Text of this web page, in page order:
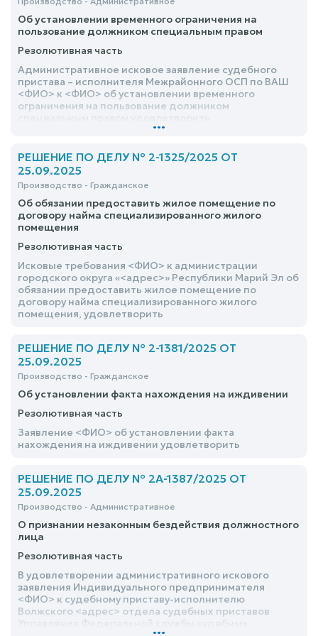
Об установлении временного ограничения на
пользование должником специальным правом
Резолютивная часть
Административное исковое заявление судебного
пристава – исполнителя Межрайонного ОСП по ВАШ
<ФИО> к <ФИО> об установлении временного
ограничения на пользование должником
...
РЕШЕНИЕ ПО ДЕЛУ № 2-1325/2025 ОТ
25.09.2025
Производство - Гражданское
Об обязании предоставить жилое помещение по
договору найма специализированного жилого
помещения
Резолютивная часть
Исковые требования <ФИО> к администрации
городского округа «<адрес>» Республики Марий Эл об
обязании предоставить жилое помещение по
договору найма специализированного жилого
помещения, удовлетворить
РЕШЕНИЕ ПО ДЕЛУ № 2-1381/2025 ОТ
25.09.2025
Производство - Гражданское
Об установлении факта нахождения на иждивении
Резолютивная часть
Заявление <ФИО> об установлении факта
нахождения на иждивении удовлетворить
РЕШЕНИЕ ПО ДЕЛУ № 2А-1387/2025 ОТ
25.09.2025
Производство - Административное
О признании незаконным бездействия должностного
лица
Резолютивная часть
В удовлетворении административного искового
заявления Индивидуального предпринимателя
<ФИО> к судебному приставу-исполнителю
Волжского <адрес> отдела судебных приставов
Управления Федеральной службы судебных
...